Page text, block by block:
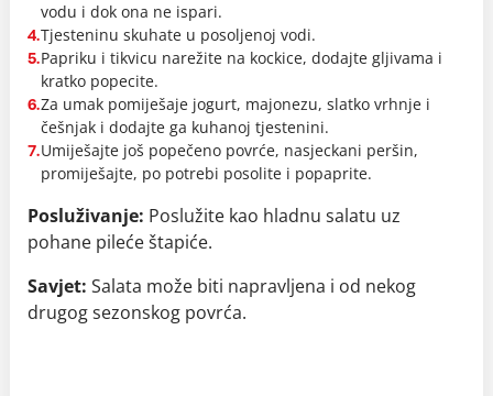
vodu i dok ona ne ispari.
4.Tjesteninu skuhate u posoljenoj vodi.
5.Papriku i tikvicu narežite na kockice, dodajte gljivama i
kratko popecite.
6.Za umak pomiješaje jogurt, majonezu, slatko vrhnje i
češnjak i dodajte ga kuhanoj tjestenini.
7.Umiješajte još popečeno povrće, nasjeckani peršin,
promiješajte, po potrebi posolite i popaprite.
Posluživanje: Poslužite kao hladnu salatu uz
pohane pileće štapiće.
Savjet: Salata može biti napravljena i od nekog
drugog sezonskog povrća.